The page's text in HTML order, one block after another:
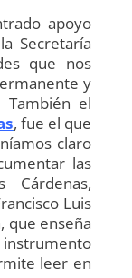
apoyo
Secretaría
que nos
y
el
, fue el que
claro
las
Cárdenas,
Luis
que enseña
instrumento
leer en